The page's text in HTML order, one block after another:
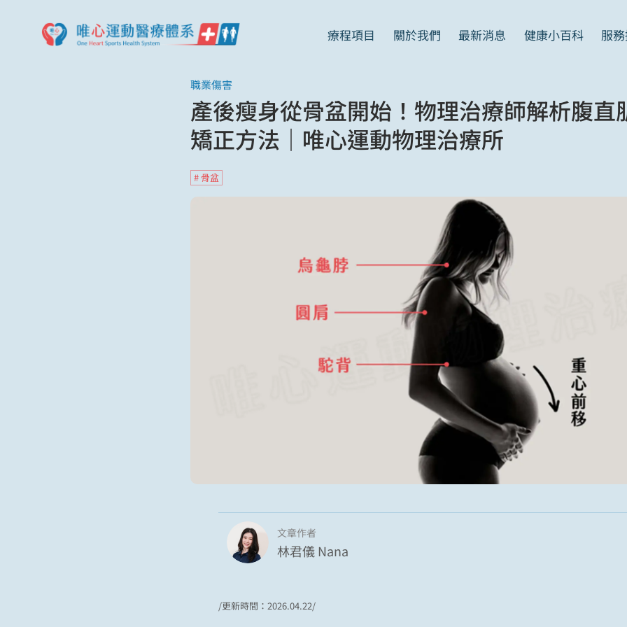
療程項目
產後修復套餐
關於我們
服務流程介紹
最新消息 健康小百科
見證案例
服
職業傷害
產後瘦身從骨盆開始！物理治療師解析腹直
矯正方法｜唯心運動物理治療所
# 骨盆
文章作者
林君儀 Nana
/更新時間：2026.04.22/